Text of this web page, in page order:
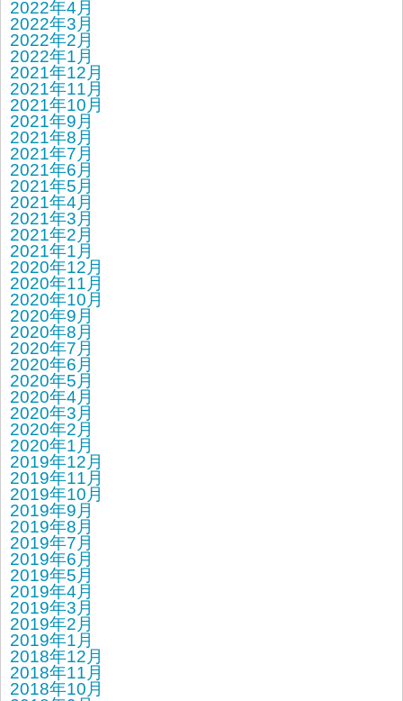
2022年4月
2022年3月
2022年2月
2022年1月
2021年12月
2021年11月
2021年10月
2021年9月
2021年8月
2021年7月
2021年6月
2021年5月
2021年4月
2021年3月
2021年2月
2021年1月
2020年12月
2020年11月
2020年10月
2020年9月
2020年8月
2020年7月
2020年6月
2020年5月
2020年4月
2020年3月
2020年2月
2020年1月
2019年12月
2019年11月
2019年10月
2019年9月
2019年8月
2019年7月
2019年6月
2019年5月
2019年4月
2019年3月
2019年2月
2019年1月
2018年12月
2018年11月
2018年10月